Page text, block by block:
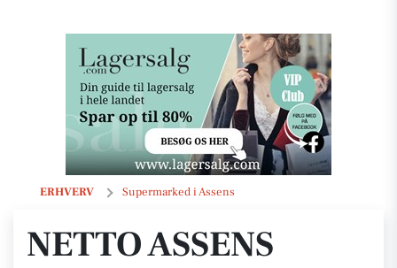
ERHVERV Supermarked i Assens
Netto Assens
NETTO ASSENS